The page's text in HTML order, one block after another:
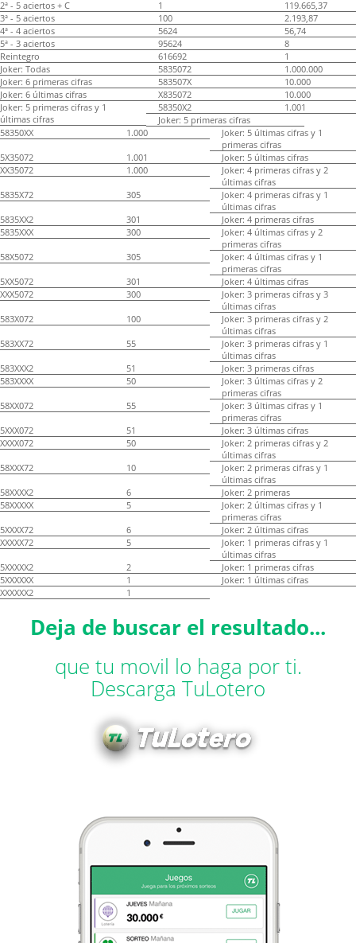
2ª - 5 aciertos + C
1
119.665,37
3ª - 5 aciertos
100
2.193,87
4ª - 4 aciertos
5624
56,74
5ª - 3 aciertos
95624
8
Reintegro
616692
1
Joker: Todas
5835072
1.000.000
Joker: 6 primeras cifras
583507X
10.000
Joker: 6 últimas cifras
X835072
10.000
Joker: 5 primeras cifras y 1
últimas cifras
58350X2
1.001
Joker: 5 primeras cifras
58350XX
1.000
Joker: 5 últimas cifras y 1
primeras cifras
5X35072
1.001
Joker: 5 últimas cifras
XX35072
1.000
Joker: 4 primeras cifras y 2
últimas cifras
5835X72
305
Joker: 4 primeras cifras y 1
últimas cifras
5835XX2
301
Joker: 4 primeras cifras
5835XXX
300
Joker: 4 últimas cifras y 2
primeras cifras
58X5072
305
Joker: 4 últimas cifras y 1
primeras cifras
5XX5072
301
Joker: 4 últimas cifras
XXX5072
300
Joker: 3 primeras cifras y 3
últimas cifras
583X072
100
Joker: 3 primeras cifras y 2
últimas cifras
583XX72
55
Joker: 3 primeras cifras y 1
últimas cifras
583XXX2
51
Joker: 3 primeras cifras
583XXXX
50
Joker: 3 últimas cifras y 2
primeras cifras
58XX072
55
Joker: 3 últimas cifras y 1
primeras cifras
5XXX072
51
Joker: 3 últimas cifras
XXXX072
50
Joker: 2 primeras cifras y 2
últimas cifras
58XXX72
10
Joker: 2 primeras cifras y 1
últimas cifras
58XXXX2
6
Joker: 2 primeras
58XXXXX
5
Joker: 2 últimas cifras y 1
primeras cifras
5XXXX72
6
Joker: 2 últimas cifras
XXXXX72
5
Joker: 1 primeras cifras y 1
últimas cifras
5XXXXX2
2
Joker: 1 primeras cifras
5XXXXXX
1
Joker: 1 últimas cifras
XXXXXX2
1
Deja de buscar el resultado...
que tu movil lo haga por ti.
Descarga TuLotero